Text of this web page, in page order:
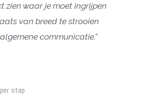
zien waar je moet ingrijpen
van breed te strooien
communicatie.”
stap